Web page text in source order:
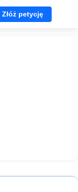
Złóż petycję